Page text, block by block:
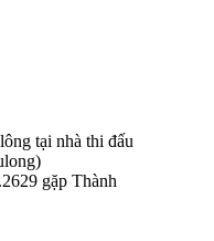
tại nhà thi đấu
gặp Thành